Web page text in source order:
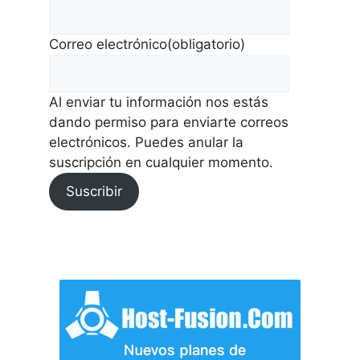
Correo electrónico(obligatorio)
Al enviar tu información nos estás
dando permiso para enviarte correos
electrónicos. Puedes anular la
suscripción en cualquier momento.
Suscribir